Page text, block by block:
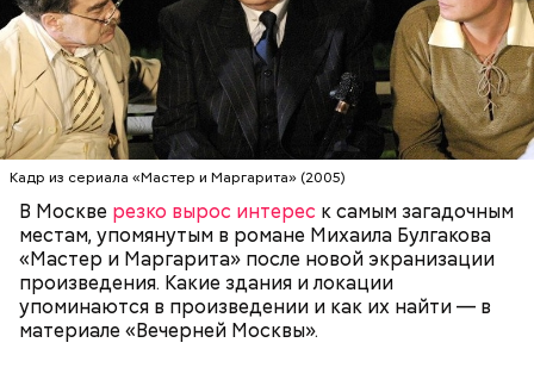
Кадр из сериала «Мастер и Маргарита» (2005)
В Москве резко вырос интерес к самым загадочным
местам, упомянутым в романе Михаила Булгакова
«Мастер и Маргарита» после новой экранизации
произведения. Какие здания и локации
упоминаются в произведении и как их найти — в
материале «Вечерней Москвы».
квартира» находится на улице Большой Садовой,
дом 10. В маленькой комнате в коммуналке жил и
работал Михаил Булгаков три года — с 1921-го по
1924-й. Он называл ее «гнусной комнатой в гнусном
доме», потому что в доме постоянно происходили
перебои с электричеством, протекал потолок, за
стенкой ругались соседи. Именно поэтому она
стала прототипом «нехорошей квартиры», где жил
МОСКВА ПИСАТЕЛИ МИХАИЛ БУЛГАКОВ